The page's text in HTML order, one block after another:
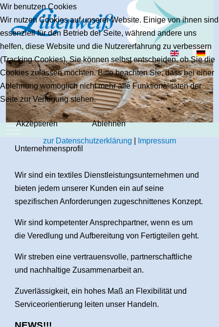
Sprache
Mobile Menu Toggle
Unternehmensprofil
Wir sind ein textiles Dienstleistungsunternehmen und
bieten jedem unserer Kunden ein auf seine
spezifischen Anforderungen zugeschnittenes Konzept.
Wir sind kompetenter Ansprechpartner, wenn es um
die Veredlung und Aufbereitung von Fertigteilen geht.
Wir streben eine vertrauensvolle, partnerschaftliche
und nachhaltige Zusammenarbeit an.
Zuverlässigkeit, ein hohes Maß an Flexibilität und
Serviceorientierung leiten unser Handeln.
Wir benutzen Cookies
Wir nutzen Cookies auf unserer Website. Einige von ihnen sind
essenziell für den Betrieb der Seite, während andere uns
helfen, diese Website und die Nutzererfahrung zu verbessern
(Tracking Cookies). Sie können selbst entscheiden, ob Sie die
Cookies zulassen möchten. Bitte beachten Sie, dass bei einer
Ablehnung womöglich nicht mehr alle Funktionalitäten der
Seite zur Verfügung stehen.
Akzeptieren Ablehnen
zur Datenschutzerklärung Impressum